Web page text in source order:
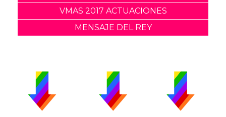
VMAS 2017 ACTUACIONES
MENSAJE DEL REY